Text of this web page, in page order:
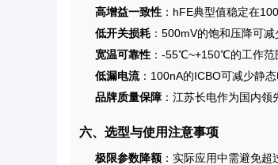
高增益一致性 ：hFE典型值稳定在
低开关损耗 ：500mV的饱和压降可
宽温可靠性 ：-55℃~+150℃的工作范
低漏电流：100nA的ICBO可减少静
品牌质量保障 ：江苏长电作为国内领
六、选型与使用注意事项
极限参数降额 ：实际应用中需避免